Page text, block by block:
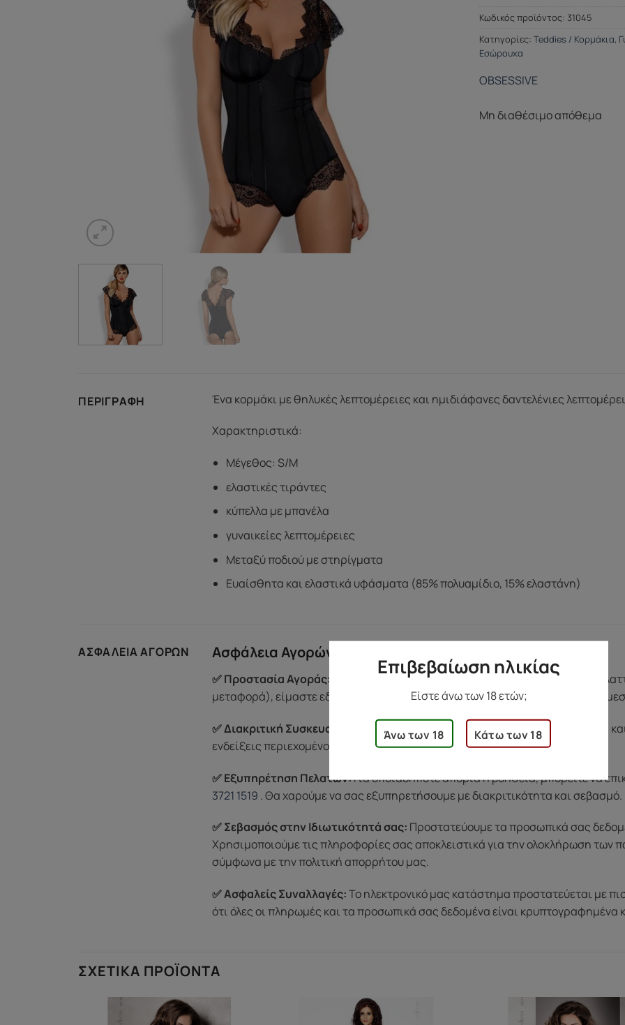
Κωδικός προϊόντος: 31045
Κατηγορίες: Teddies / Κορμάκια,
Εσώρουχα
OBSESSIVE
Μη διαθέσιμο απόθεμα
ΠΕΡΙΓΡΑΦΉ Ένα κορμάκι με θηλυκές λεπτομέρειες και ημιδιάφανες δαντελένιες
Χαρακτηριστικά:
Μέγεθος: S/M
ελαστικές τιράντες
κύπελλα με μπανέλα
γυναικείες λεπτομέρειες
Μεταξύ ποδιού με στηρίγματα
Ευαίσθητα και ελαστικά υφάσματα (85% πολυαμίδιο, 15% ελαστάνη)
ΑΣΦΆΛΕΙΑ ΑΓΟΡΏΝ Ασφάλεια Αγορών
✅ Προστασία Αγοράς: Αν υπάρξει κάποιο πρόβλημα με το προϊόν σας (π.χ.
μεταφορά), είμαστε εδώ για εσάς. Η ομάδα μας θα φροντίσει να βρει λύση
✅ Διακριτική Συσκευασία:
Όλες οι παραγγελίες αποστέλλονται σε ουδέτερη
ενδείξεις περιεχομένου, για να νιώσετε άνετα κατά την παραλαβή.
✅ Εξυπηρέτηση Πελατών:Για οποιαδήποτε απορία ή βοήθεια, μπορείτε να
3721 1519 . Θα χαρούμε να σας εξυπηρετήσουμε με διακριτικότητα και σεβασμό.
✅ Σεβασμός στην Ιδιωτικότητά σας: Προστατεύουμε τα προσωπικά σας
Χρησιμοποιούμε τις πληροφορίες σας αποκλειστικά για την ολοκλήρωση των
σύμφωνα με την πολιτική απορρήτου μας.
✅ Ασφαλείς Συναλλαγές:Το ηλεκτρονικό μας κατάστημα προστατεύεται με
ότι όλες οι πληρωμές και τα προσωπικά σας δεδομένα είναι κρυπτογραφημένα
ΣΧΕΤΙΚΆ ΠΡΟΪΌΝΤΑ
Επιβεβαίωση ηλικίας
Είστε άνω των 18 ετών;
Άνω των 18 Κάτω των 18